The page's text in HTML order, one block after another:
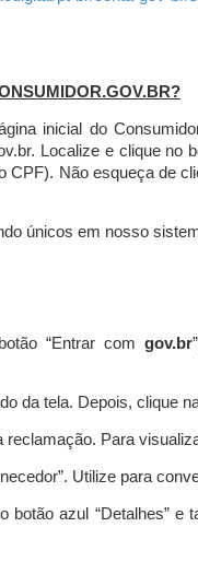
inicial do
Localize e clique no
CPF). Não esqueça de
únicos em nosso
“Entrar com gov.br
da tela. Depois, clique
Para
Utilize para
azul “Detalhes” e